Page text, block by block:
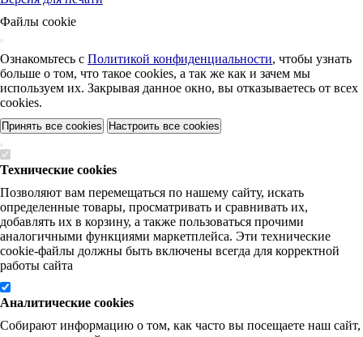
Файлы cookie
Ознакомьтесь с Политикой конфиденциальности, чтобы узнать
больше о том, что такое cookies, а так же как и зачем мы
используем их. Закрывая данное окно, вы отказываетесь от всех
cookies.
Принять все cookies Настроить все cookies
Технические cookies
Позволяют вам перемещаться по нашему сайту, искать
определенные товары, просматривать и сравнивать их,
добавлять их в корзину, а также пользоваться прочими
аналогичными функциями маркетплейса. Эти технические
cookie-файлы должны быть включены всегда для корректной
работы сайта
Аналитические cookies
Собирают информацию о том, как часто вы посещаете наш сайт,